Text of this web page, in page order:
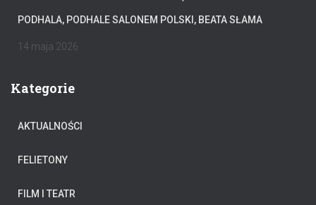
PODHALA, PODHALE SALONEM POLSKI, BEATA SŁAMA
14 maja 2026
Kategorie
AKTUALNOŚCI
FELIETONY
FILM I TEATR